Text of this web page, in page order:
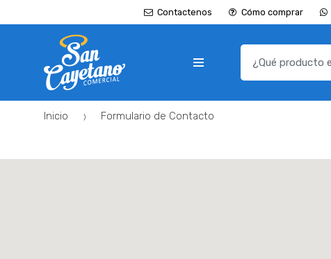
Contactenos Cómo comprar
c
Inicio Formulario de Contacto